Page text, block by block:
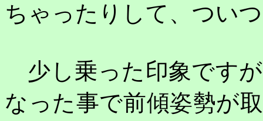
ちゃったりして、つい
少し乗った印象です
なった事で前傾姿勢が